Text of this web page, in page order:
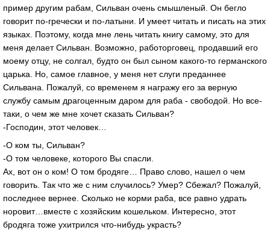
пример другим рабам, Сильван очень смышленый. Он бегло
говорит по-гречески и по-латыни. И умеет читать и писать на этих
языках. Поэтому, когда мне лень читать книгу самому, это для
меня делает Сильван. Возможно, работорговец, продавший его
моему отцу, не солгал, будто он был сыном какого-то германского
царька. Но, самое главное, у меня нет слуги преданнее
Сильвана. Пожалуй, со временем я награжу его за верную
службу самым драгоценным даром для раба - свободой. Но все-
таки, о чем же мне хочет сказать Сильван?
-Господин, этот человек…
-О ком ты, Сильван?
-О том человеке, которого Вы спасли.
Ах, вот он о ком! О том бродяге… Право слово, нашел о чем
говорить. Так что же с ним случилось? Умер? Сбежал? Пожалуй,
последнее вернее. Сколько не корми раба, все равно удрать
норовит…вместе с хозяйским кошельком. Интересно, этот
бродяга тоже ухитрился что-нибудь украсть?